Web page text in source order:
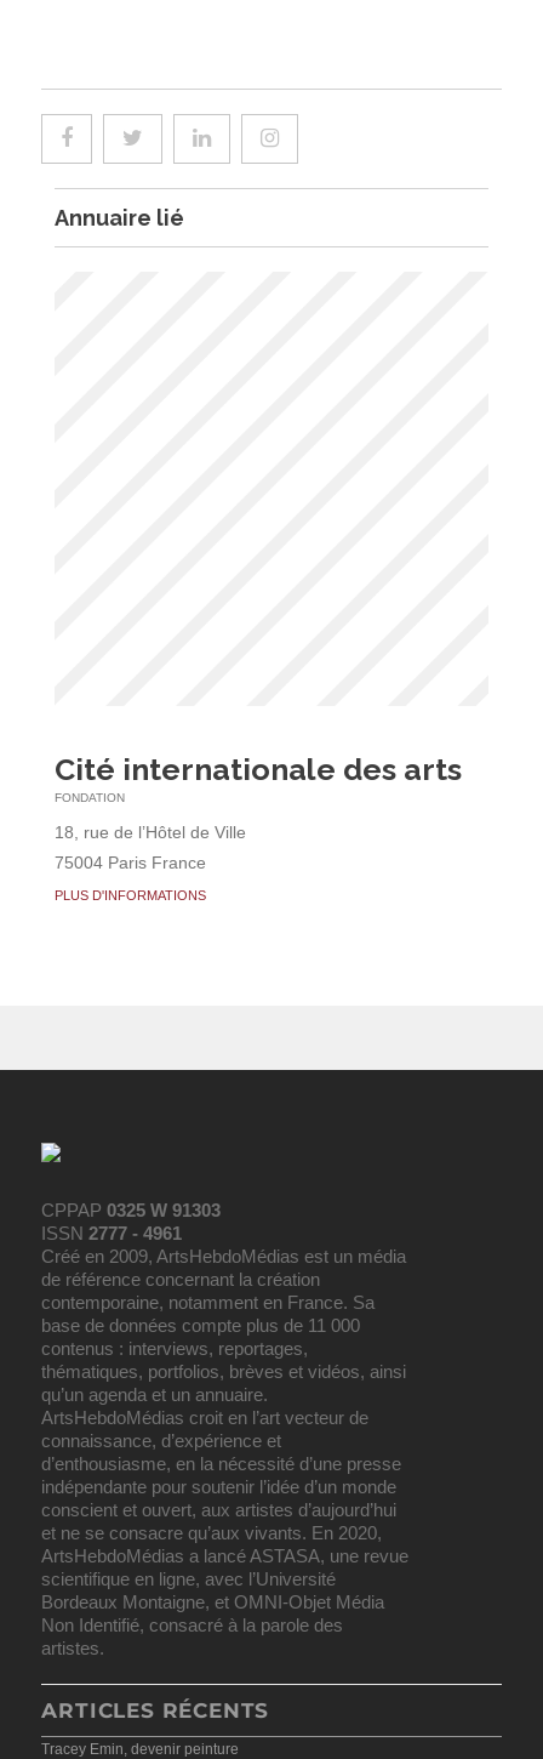
Annuaire lié
Cité internationale des arts
FONDATION
18, rue de l’Hôtel de Ville
75004 Paris France
PLUS D'INFORMATIONS
CPPAP0325 W 91303
ISSN2777 - 4961
Créé en 2009, ArtsHebdoMédias est un média
de référence concernant la création
contemporaine, notamment en France. Sa
base de données compte plus de 11 000
contenus : interviews, reportages,
thématiques, portfolios, brèves et vidéos, ainsi
qu’un agenda et un annuaire.
ArtsHebdoMédias croit en l’art vecteur de
connaissance, d’expérience et
d’enthousiasme, en la nécessité d’une presse
indépendante pour soutenir l’idée d’un monde
conscient et ouvert, aux artistes d’aujourd’hui
et ne se consacre qu’aux vivants. En 2020,
ArtsHebdoMédias a lancé ASTASA, une revue
scientifique en ligne, avec l’Université
Bordeaux Montaigne, et OMNI-Objet Média
Non Identifié, consacré à la parole des
artistes.
ARTICLES RÉCENTS
Tracey Emin, devenir peinture